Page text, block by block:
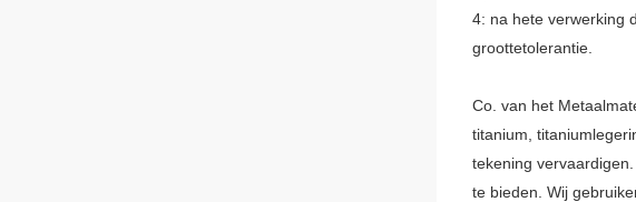
4: na hete verwerking
groottetolerantie.
Co. van het
titanium,
tekening
te bieden. Wij